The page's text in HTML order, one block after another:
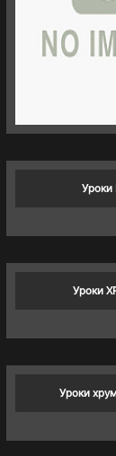
Уроки
Уроки
Уроки